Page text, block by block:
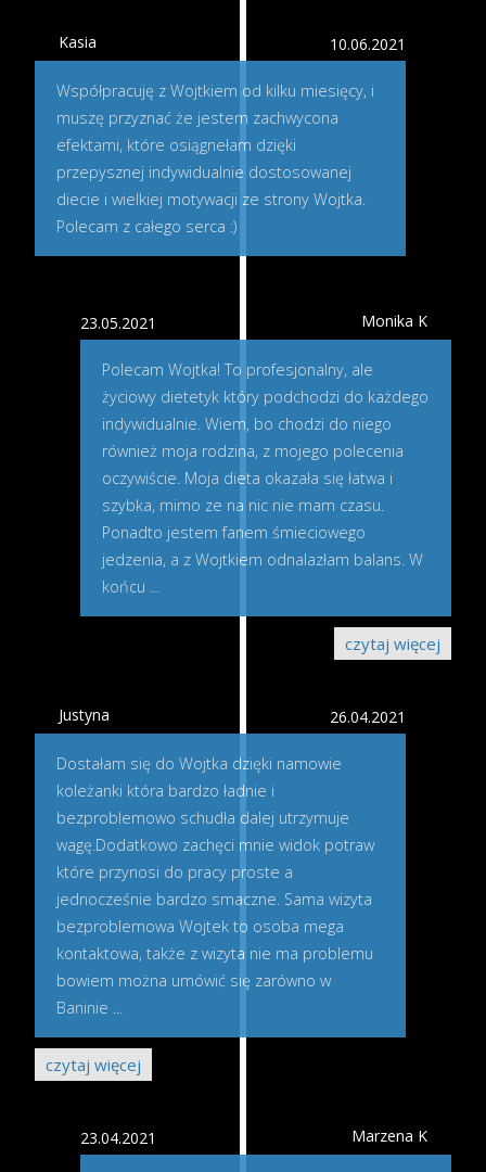
Kasia 10.06.2021
Współpracuję z Wojtkiem od kilku miesięcy, i
muszę przyznać że jestem zachwycona
efektami, które osiągnełam dzięki
przepysznej indywidualnie dostosowanej
diecie i wielkiej motywacji ze strony Wojtka.
Polecam z całego serca :)
Monika K
23.05.2021
Polecam Wojtka! To profesjonalny, ale
życiowy dietetyk który podchodzi do każdego
indywidualnie. Wiem, bo chodzi do niego
również moja rodzina, z mojego polecenia
oczywiście. Moja dieta okazała się łatwa i
szybka, mimo ze na nic nie mam czasu.
Ponadto jestem fanem śmieciowego
jedzenia, a z Wojtkiem odnalazłam balans. W
końcu ...
czytaj więcej
Justyna 26.04.2021
Dostałam się do Wojtka dzięki namowie
koleżanki która bardzo ładnie i
bezproblemowo schudła dalej utrzymuje
wagę.Dodatkowo zachęci mnie widok potraw
które przynosi do pracy proste a
jednocześnie bardzo smaczne. Sama wizyta
bezproblemowa Wojtek to osoba mega
kontaktowa, także z wizyta nie ma problemu
bowiem można umówić się zarówno w
Baninie ...
czytaj więcej
Marzena K
23.04.2021